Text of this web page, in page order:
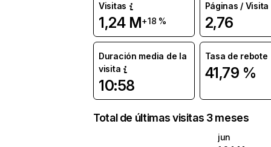
Visitas
1,24 M+18 %
Páginas / Visita
2,76
Duración media de la
visita
10:58
Tasa de rebote
41,79 %
Total de últimas visitas 3 meses
jun